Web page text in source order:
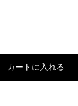
カートに入れる